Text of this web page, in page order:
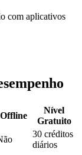
com aplicativos
Offline
Nível
Gratuito
30 créditos
diários